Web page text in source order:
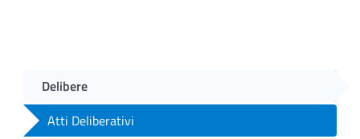
Delibere
Atti Deliberativi